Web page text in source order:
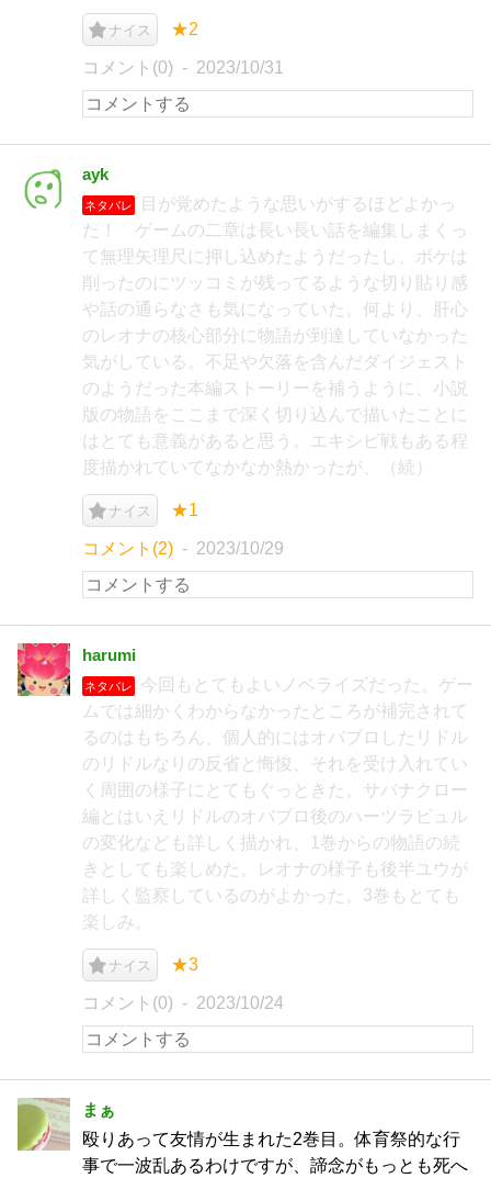
ナイス ★2
コメント(0) 2023/10/31
ayk
ネタバレ
目が覚めたような思いがするほどよかっ
た！ ゲームの二章は長い長い話を編集しまくっ
て無理矢理尺に押し込めたようだったし、ボケは
削ったのにツッコミが残ってるような切り貼り感
や話の通らなさも気になっていた。何より、肝心
のレオナの核心部分に物語が到達していなかった
気がしている。不足や欠落を含んだダイジェスト
のようだった本編ストーリーを補うように、小説
版の物語をここまで深く切り込んで描いたことに
はとても意義があると思う。エキシビ戦もある程
度描かれていてなかなか熱かったが、（続）
ナイス ★1
コメント(2) 2023/10/29
harumi
ネタバレ
今回もとてもよいノベライズだった。ゲー
ムでは細かくわからなかったところが補完されて
るのはもちろん、個人的にはオバブロしたリドル
のリドルなりの反省と悔悛、それを受け入れてい
く周囲の様子にとてもぐっときた。サバナクロー
編とはいえリドルのオバブロ後のハーツラビュル
の変化なども詳しく描かれ、1巻からの物語の続
きとしても楽しめた。レオナの様子も後半ユウが
詳しく監察しているのがよかった。3巻もとても
楽しみ。
ナイス ★3
コメント(0) 2023/10/24
まぁ
殴りあって友情が生まれた2巻目。体育祭的な行
事で一波乱あるわけですが、諦念がもっとも死へ